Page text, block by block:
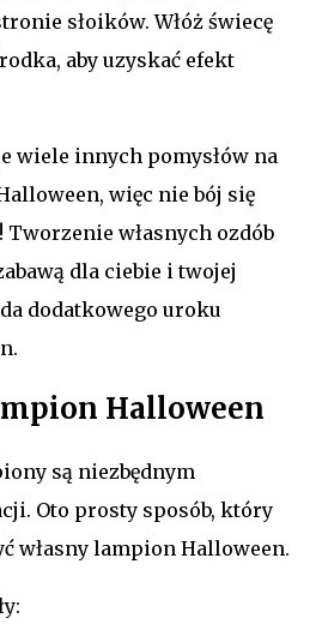
słoików. Włóż świecę
aby uzyskać efekt
wiele innych pomysłów na
więc nie bój się
własnych ozdób
dla ciebie i twojej
dodatkowego uroku
Halloween
są niezbędnym
Oto prosty sposób, który
własny lampion Halloween.